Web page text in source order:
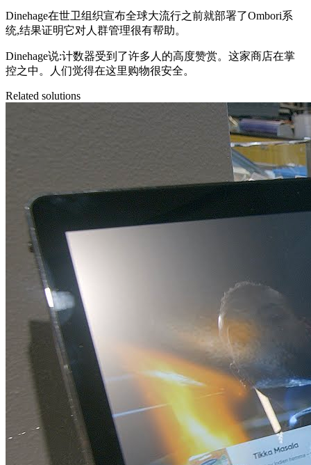
Dinehage在世卫组织宣布全球大流行之前就部署了Ombori系
统,结果证明它对人群管理很有帮助。
Dinehage说:计数器受到了许多人的高度赞赏。这家商店在掌
控之中。人们觉得在这里购物很安全。
Related solutions